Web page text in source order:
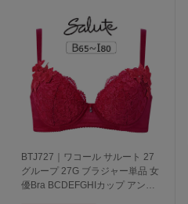
BTJ727｜ワコール サルート 27
グループ 27G ブラジャー単品 女
優Bra BCDEFGHIカップ アンダ